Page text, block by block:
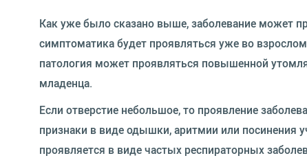
Как уже было сказано выше, заболевание может
симптоматика будет проявляться уже во
патология может проявляться повышенной
младенца.
Если отверстие небольшое, то проявление
признаки в виде одышки, аритмии или посинения
проявляется в виде частых респираторных